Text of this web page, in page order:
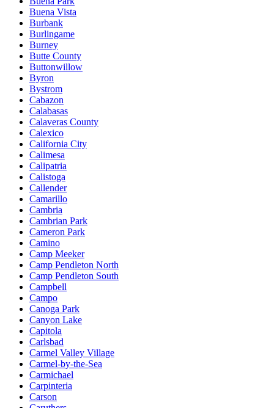
Buena Vista
Burbank
Burlingame
Burney
Butte County
Buttonwillow
Byron
Bystrom
Cabazon
Calabasas
Calaveras County
Calexico
California City
Calimesa
Calipatria
Calistoga
Callender
Camarillo
Cambria
Cambrian Park
Cameron Park
Camino
Camp Meeker
Camp Pendleton North
Camp Pendleton South
Campbell
Campo
Canoga Park
Canyon Lake
Capitola
Carlsbad
Carmel Valley Village
Carmel-by-the-Sea
Carmichael
Carpinteria
Carson